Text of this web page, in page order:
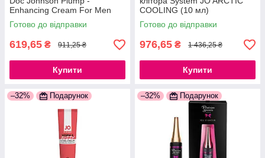
Enhancing Cream For Men
(56 гр) 777Store.com.ua
Готово до відправки
619,65 ₴ 911,25 ₴
Купити
COOLING (10 мл)
охолоджуючий
777Store.com.ua
Готово до відправки
976,65 ₴ 1 436,25 ₴
Купити
–32% Подарунок –32% Подарунок